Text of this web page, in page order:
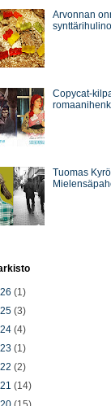
Arvonnan
Copycat-
Tuomas
(1)
(3)
(4)
(1)
(2)
(14)